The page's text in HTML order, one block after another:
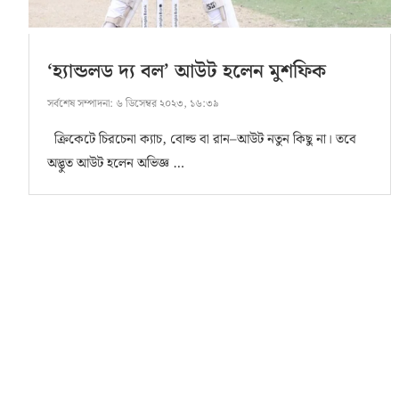
‘হ্যান্ডলড দ্য বল’ আউট হলেন মুশফিক
সর্বশেষ সম্পাদনা: ৬ ডিসেম্বর ২০২৩, ১৬:৩৯
ক্রিকেটে চিরচেনা ক্যাচ, বোল্ড বা রান–আউট নতুন কিছু না। তবে
অদ্ভুত আউট হলেন অভিজ্ঞ …